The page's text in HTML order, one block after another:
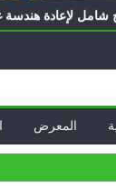
شامل لإعادة هندسة
اتفاقاً وُلد
يواجهها حزب
المعرض